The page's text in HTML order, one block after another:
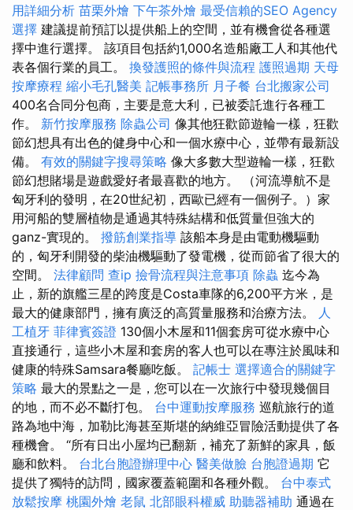
用詳細分析 苗栗外燴 下午茶外燴 最受信賴的SEO Agency
選擇 建議提前預訂以提供船上的空間，並有機會從各種選
擇中進行選擇。 該項目包括約1,000名造船廠工人和其他代
表各個行業的員工。 換發護照的條件與流程 護照過期 天母
按摩療程 縮小毛孔醫美 記帳事務所 月子餐 台北搬家公司
400名合同分包商，主要是意大利，已被委託進行各種工
作。 新竹按摩服務 除蟲公司 像其他狂歡節遊輪一樣，狂歡
節幻想具有出色的健身中心和一個水療中心，並帶有最新設
備。 有效的關鍵字搜尋策略 像大多數大型遊輪一樣，狂歡
節幻想賭場是遊戲愛好者最喜歡的地方。 （河流導航不是
匈牙利的發明，在20世紀初，西歐已經有一個例子。）家
用河船的雙層植物是通過其特殊結構和低質量但強大的
ganz-實現的。 撥筋創業指導 該船本身是由電動機驅動
的，匈牙利開發的柴油機驅動了發電機，從而節省了很大的
空間。 法律顧問 查ip 撿骨流程與注意事項 除蟲 迄今為
止，新的旗艦三星的跨度是Costa車隊的6,200平方米，是
最大的健康部門，擁有廣泛的高質量服務和治療方法。 人
工植牙 菲律賓簽證 130個小木屋和11個套房可從水療中心
直接通行，這些小木屋和套房的客人也可以在專注於風味和
健康的特殊Samsara餐廳吃飯。 記帳士 選擇適合的關鍵字
策略 最大的景點之一是，您可以在一次旅行中發現幾個目
的地，而不必不斷打包。 台中運動按摩服務 巡航旅行的道
路為地中海，加勒比海甚至斯堪的納維亞冒險活動提供了各
種機會。 “所有日出小屋均已翻新，補充了新鮮的家具，飯
廳和飲料。 台北台胞證辦理中心 醫美做臉 台胞證過期 它
提供了獨特的訪問，國家覆蓋範圍和各種外觀。 台中泰式
放鬆按摩 桃園外燴 老鼠 北部眼科權威 助聽器補助 通過在